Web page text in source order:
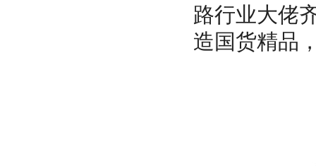
路行业大佬
造国货精品